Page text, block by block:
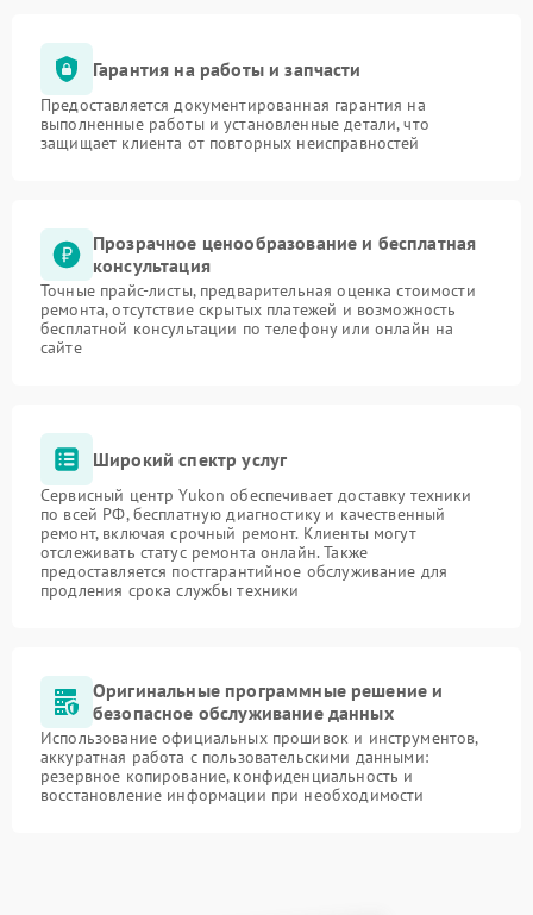
Гарантия на работы и запчасти
Предоставляется документированная гарантия на
выполненные работы и установленные детали, что
защищает клиента от повторных неисправностей
Прозрачное ценообразование и бесплатная
консультация
Точные прайс-листы, предварительная оценка стоимости
ремонта, отсутствие скрытых платежей и возможность
бесплатной консультации по телефону или онлайн на
сайте
Широкий спектр услуг
Сервисный центр Yukon обеспечивает доставку техники
по всей РФ, бесплатную диагностику и качественный
ремонт, включая срочный ремонт. Клиенты могут
отслеживать статус ремонта онлайн. Также
предоставляется постгарантийное обслуживание для
продления срока службы техники
Оригинальные программные решение и
безопасное обслуживание данных
Использование официальных прошивок и инструментов,
аккуратная работа с пользовательскими данными:
резервное копирование, конфиденциальность и
восстановление информации при необходимости